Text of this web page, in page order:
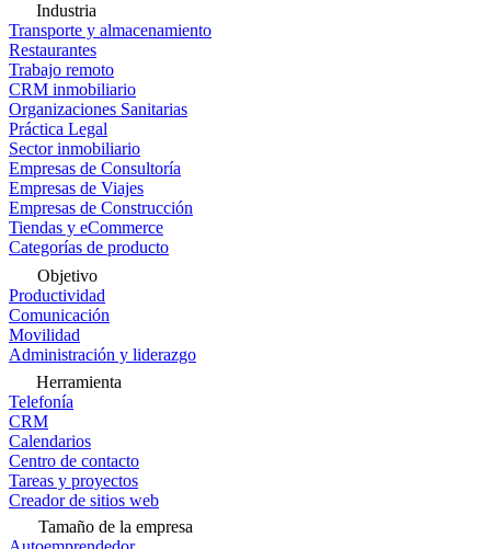
Industria
Transporte y almacenamiento
Restaurantes
Trabajo remoto
CRM inmobiliario
Organizaciones Sanitarias
Práctica Legal
Sector inmobiliario
Empresas de Consultoría
Empresas de Viajes
Empresas de Construcción
Tiendas y eCommerce
Categorías de producto
Objetivo
Productividad
Comunicación
Movilidad
Administración y liderazgo
Herramienta
Telefonía
CRM
Calendarios
Centro de contacto
Tareas y proyectos
Creador de sitios web
Tamaño de la empresa